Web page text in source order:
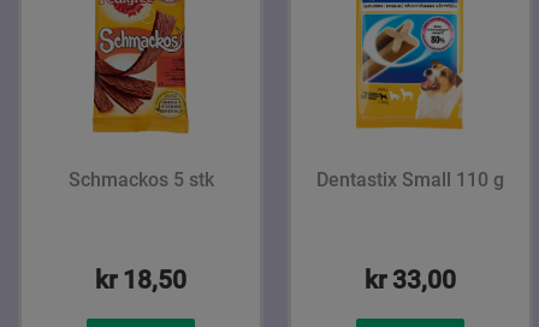
Schmackos 5 stk
kr 18,50
Dentastix Small 110 g
kr 33,00